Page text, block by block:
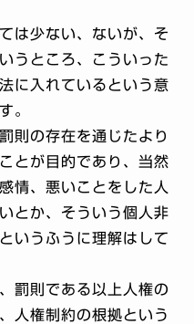
は少ない、ないが、そ
うところ、こういった
に入れているという意
。
則の存在を通じたより
とが目的であり、当然
情、悪いことをした人
とか、そういう個人非
いうふうに理解はして
罰則である以上人権の
人権制約の根拠という